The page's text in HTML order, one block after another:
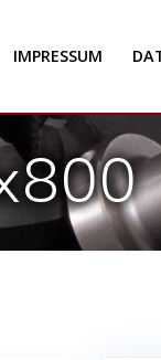
IMPRESSUM